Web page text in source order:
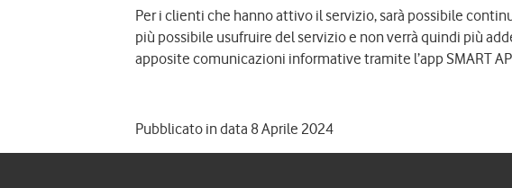
Per i clienti che hanno attivo il servizio, sarà possibile
più possibile usufruire del servizio e non verrà quindi più
apposite comunicazioni informative tramite l’app SMART
Pubblicato in data 8 Aprile 2024